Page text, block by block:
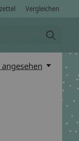
Vergleichen